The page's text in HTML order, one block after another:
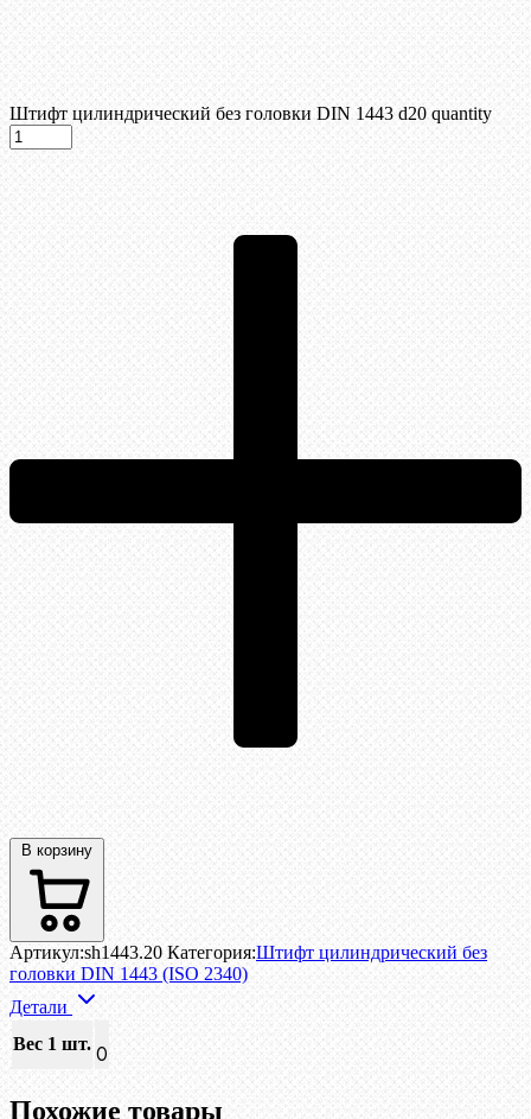
Штифт цилиндрический без головки DIN 1443 d20 quantity
В корзину
Артикул:sh1443.20 Категория:Штифт цилиндрический без
головки DIN 1443 (ISO 2340)
Детали
Вес 1 шт. 0
Похожие товары